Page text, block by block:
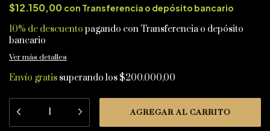
$12.150,00 con Transferencia o depósito bancario
10% de descuento pagando con Transferencia o depósito
bancario
Ver más detalles
Envío gratis superando los $200.000,00